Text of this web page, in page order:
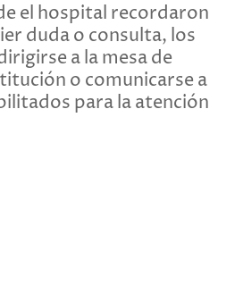
el hospital recordaron
duda o consulta, los
a la mesa de
o comunicarse a
para la atención